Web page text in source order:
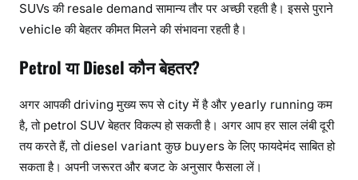
SUVs की resale demand सामान्य तौर पर अच्छी रहती है। इससे पुराने
vehicle की बेहतर कीमत मिलने की संभावना रहती है।
Petrol या Diesel कौन बेहतर?
अगर आपकी driving मुख्य रूप से city में है और yearly running कम
है, तो petrol SUV बेहतर विकल्प हो सकती है। अगर आप हर साल लंबी दूरी
तय करते हैं, तो diesel variant कुछ buyers के लिए फायदेमंद साबित हो
सकता है। अपनी जरूरत और बजट के अनुसार फैसला लें।